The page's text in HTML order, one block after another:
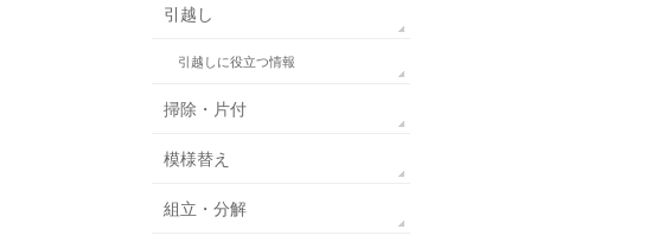
引越し
引越しに役立つ情報
掃除・片付
模様替え
組立・分解